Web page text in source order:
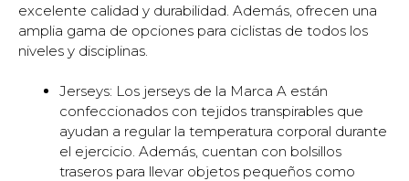
excelente calidad y durabilidad. Además, ofrecen una
amplia gama de opciones para ciclistas de todos los
niveles y disciplinas.
Jerseys: Los jerseys de la Marca A están
confeccionados con tejidos transpirables que
ayudan a regular la temperatura corporal durante
el ejercicio. Además, cuentan con bolsillos
traseros para llevar objetos pequeños como